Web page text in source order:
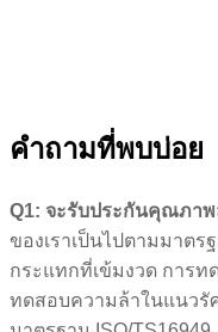
คำถามที่พบบ่อย
Q1: จะรับประกันคุณภาพ
ของเราเป็นไปตามมาตร
กระแทกที่เข้มงวด การ
ทดสอบความล้าในแนวรั